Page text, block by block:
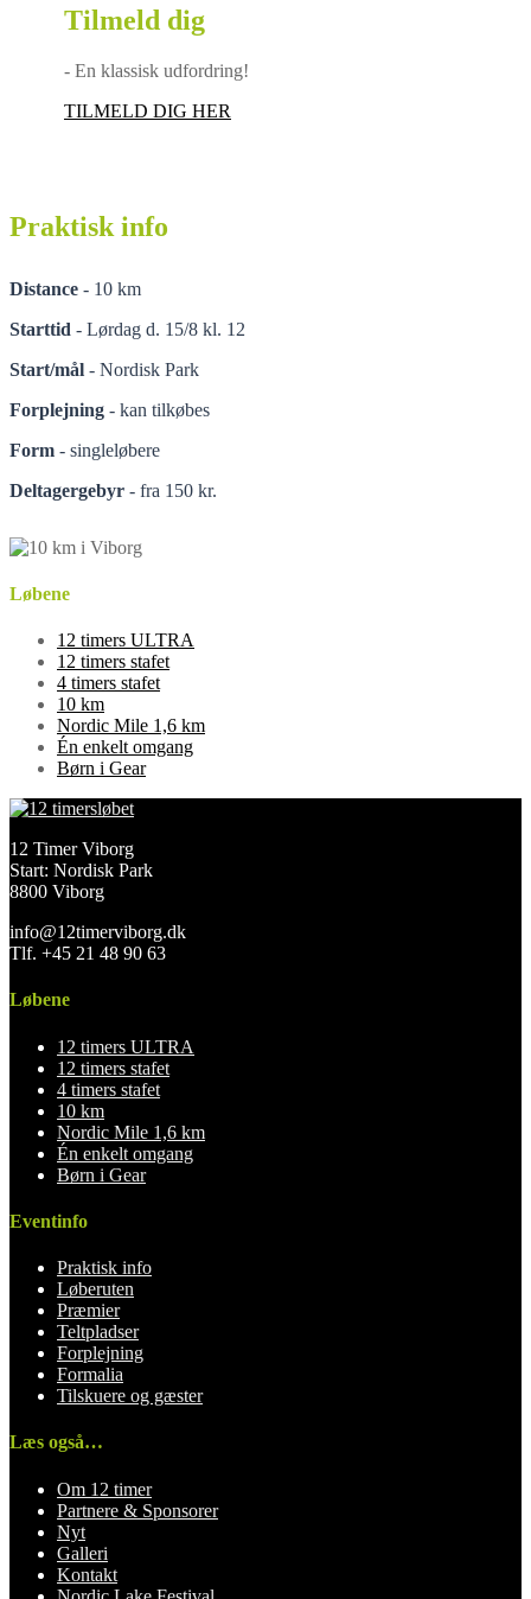
Tilmeld dig
- En klassisk udfordring!
TILMELD DIG HER
Praktisk info
Distance - 10 km
Starttid - Lørdag d. 15/8 kl. 12
Start/mål - Nordisk Park
Forplejning - kan tilkøbes
Form - singleløbere
Deltagergebyr - fra 150 kr.
Løbene
12 timers ULTRA
12 timers stafet
4 timers stafet
10 km
Nordic Mile 1,6 km
Én enkelt omgang
Børn i Gear
12 Timer Viborg
Start: Nordisk Park
8800 Viborg
info@12timerviborg.dk
Tlf. +45 21 48 90 63
Løbene
12 timers ULTRA
12 timers stafet
4 timers stafet
10 km
Nordic Mile 1,6 km
Én enkelt omgang
Børn i Gear
Eventinfo
Praktisk info
Løberuten
Præmier
Teltpladser
Forplejning
Formalia
Tilskuere og gæster
Læs også…
Om 12 timer
Partnere & Sponsorer
Nyt
Galleri
Kontakt